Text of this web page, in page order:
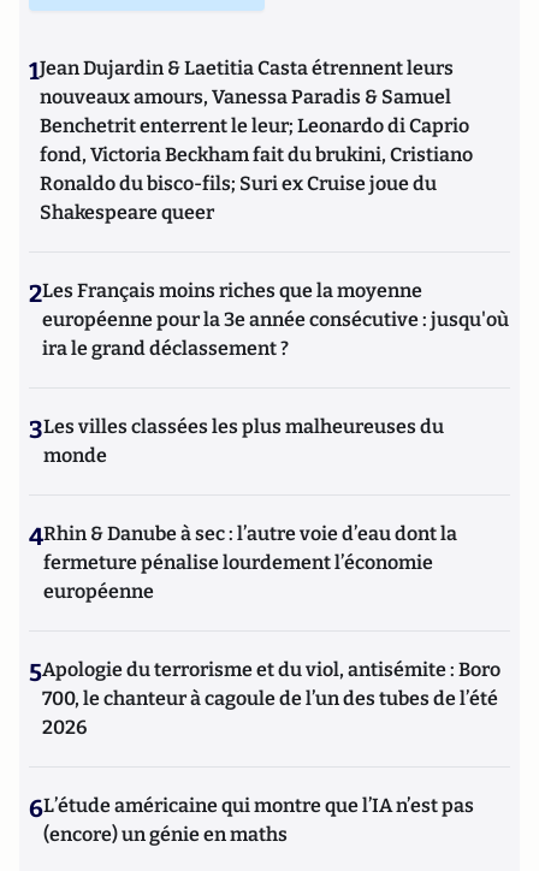
1Jean Dujardin & Laetitia Casta étrennent leurs
nouveaux amours, Vanessa Paradis & Samuel
Benchetrit enterrent le leur; Leonardo di Caprio
fond, Victoria Beckham fait du brukini, Cristiano
Ronaldo du bisco-fils; Suri ex Cruise joue du
Shakespeare queer
2Les Français moins riches que la moyenne
européenne pour la 3e année consécutive : jusqu'où
ira le grand déclassement ?
3Les villes classées les plus malheureuses du
monde
4Rhin & Danube à sec : l’autre voie d’eau dont la
fermeture pénalise lourdement l’économie
européenne
5Apologie du terrorisme et du viol, antisémite : Boro
700, le chanteur à cagoule de l’un des tubes de l’été
2026
6L’étude américaine qui montre que l’IA n’est pas
(encore) un génie en maths